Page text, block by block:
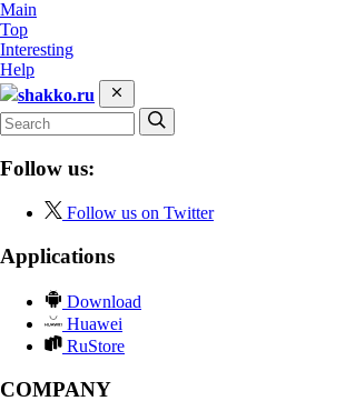
Main
Top
Interesting
Help
shakko.ru
Follow us:
Follow us on Twitter
Applications
Download
Huawei
RuStore
COMPANY